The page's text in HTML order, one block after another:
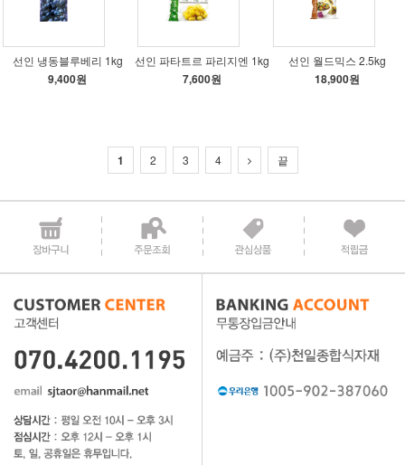
선인 냉동블루베리 1kg
9,400원
선인 파타트르 파리지엔 1kg
7,600원
선인 월드믹스 2.5kg
18,900원
1 2 3 4 끝